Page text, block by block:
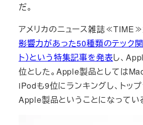
だ。
アメリカのニュース雑誌≪TIME≫
影響力があった50種類のテック関
ト）という特集記事を発表し、
位とした。Apple製品としては
iPodも9位にランキングし、トッ
Apple製品ということになってい